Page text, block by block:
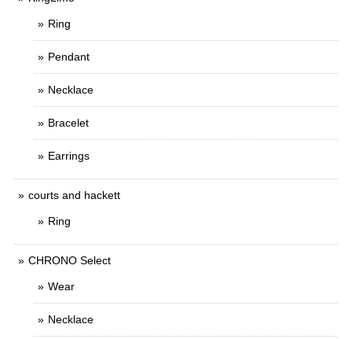
Ring
Pendant
Necklace
Bracelet
Earrings
courts and hackett
Ring
CHRONO Select
Wear
Necklace